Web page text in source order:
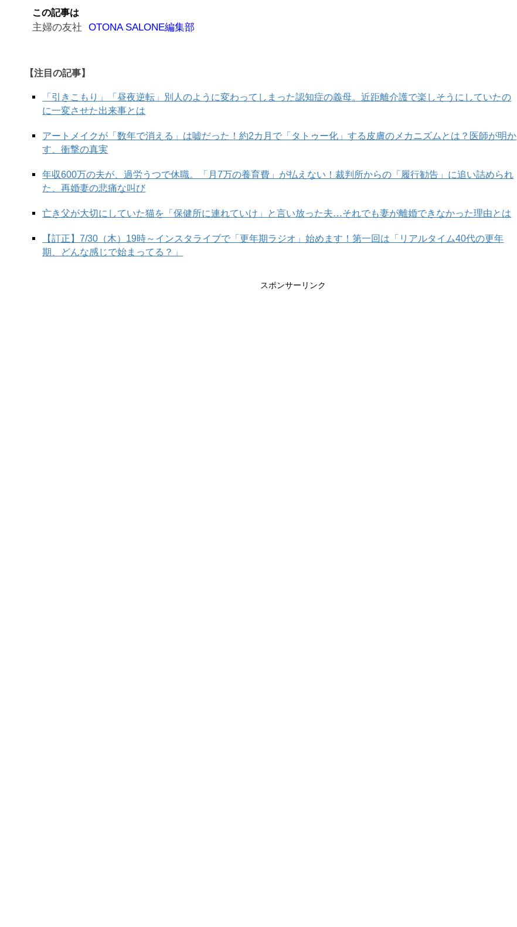
この記事は
主婦の友社 OTONA SALONE編集部
【注目の記事】
「引きこもり」「昼夜逆転」別人のように変わってしまった認知症の義母。近距離介護で楽しそうにしていたの
に一変させた出来事とは
アートメイクが「数年で消える」は嘘だった！約2カ月で「タトゥー化」する皮膚のメカニズムとは？医師が明か
す、衝撃の真実
年収600万の夫が、過労うつで休職。「月7万の養育費」が払えない！裁判所からの「履行勧告」に追い詰められ
た、再婚妻の悲痛な叫び
亡き父が大切にしていた猫を「保健所に連れていけ」と言い放った夫…それでも妻が離婚できなかった理由とは
【訂正】7/30（木）19時～インスタライブで「更年期ラジオ」始めます！第一回は「リアルタイム40代の更年
期、どんな感じで始まってる？」
スポンサーリンク